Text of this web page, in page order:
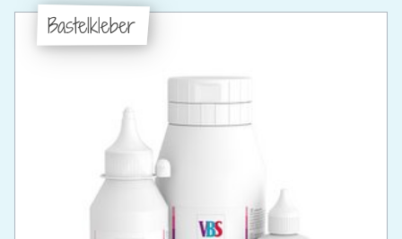
Bastelkleber